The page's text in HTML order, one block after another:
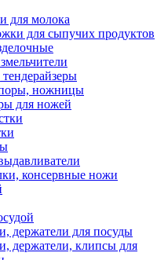
для молока
для сыпучих продуктов
ножницы
для ножей
консервные ножи
держатели для посуды
держатели, клипсы для